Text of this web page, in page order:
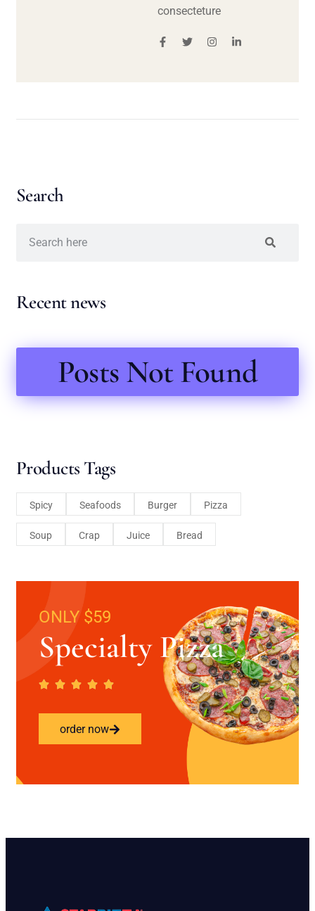
consecteture
Search
Recent news
Posts Not Found
Products Tags
Spicy Seafoods Burger Pizza
Soup Crap Juice Bread
ONLY $59
Specialty Pizza
order now